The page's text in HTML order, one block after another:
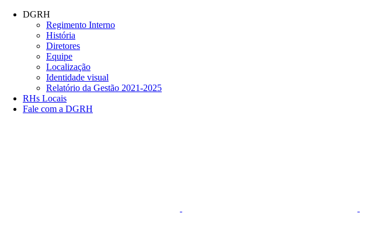
Conteúdo principal
DGRH
Regimento Interno
História
Diretores
Equipe
Localização
Identidade visual
Relatório da Gestão 2021-2025
RHs Locais
Fale com a DGRH